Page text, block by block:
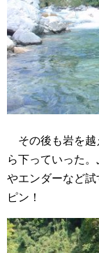
その後も岩を越
ら下っていった
やエンダーなど
ピン！